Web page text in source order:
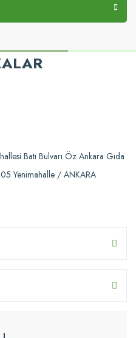
Batı Bulvarı Öz Ankara Gıda
Yenimahalle / ANKARA